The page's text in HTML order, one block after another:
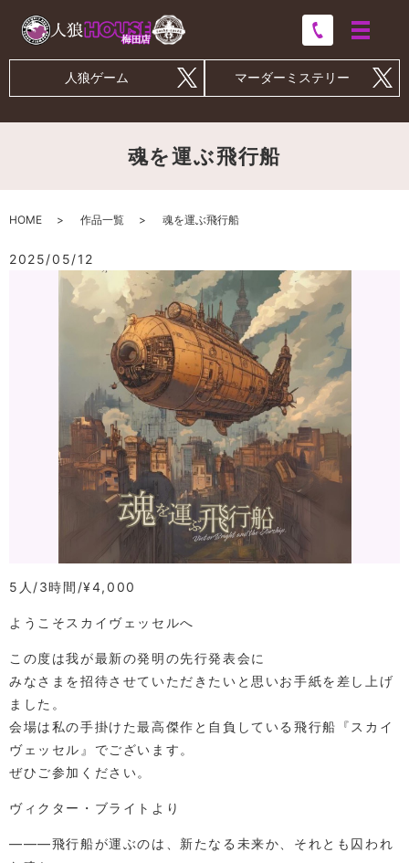
人狼ゲーム マーダーミステリー
魂を運ぶ飛行船
HOME 作品一覧 魂を運ぶ飛行船
2025/05/12
5人 3時間 ¥4,000
ようこそスカイヴェッセルへ
この度は我が最新の発明の先行発表会に
みなさまを招待させていただきたいと思いお手紙を差し上げ
ました。
会場は私の手掛けた最高傑作と自負している飛行船『スカイ
ヴェッセル』でございます。
ぜひご参加ください。
ヴィクター・ブライトより
―――飛行船が運ぶのは、新たなる未来か、それとも囚われ